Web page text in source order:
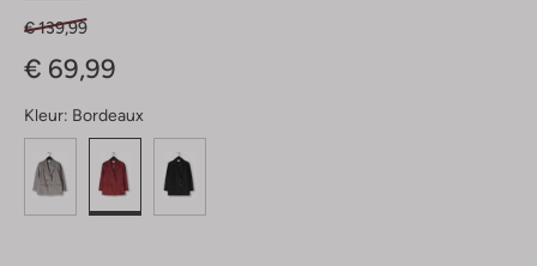
€ 139,99
€ 69,99
Kleur: Bordeaux